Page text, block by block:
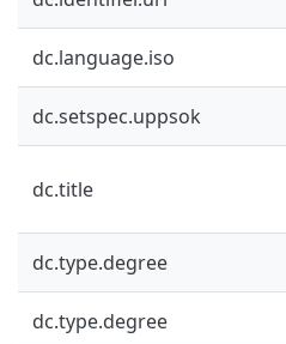
dc.language.iso
dc.setspec.uppsok
dc.title
dc.type.degree
dc.type.degree